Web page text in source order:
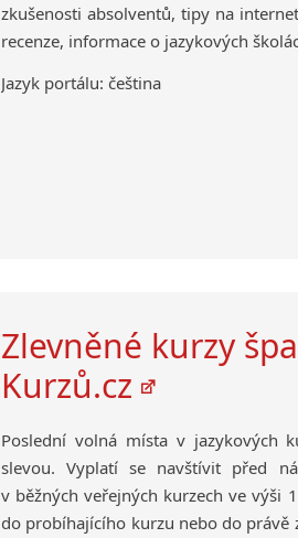
zkušenosti absolventů, tipy na
recenze, informace o jazykových
Jazyk portálu: čeština
Zlevněné kurzy
Kurzů.cz
Poslední volná místa v jazykových
slevou. Vyplatí se navštívit před
v běžných veřejných kurzech ve výši
do probíhajícího kurzu nebo do právě